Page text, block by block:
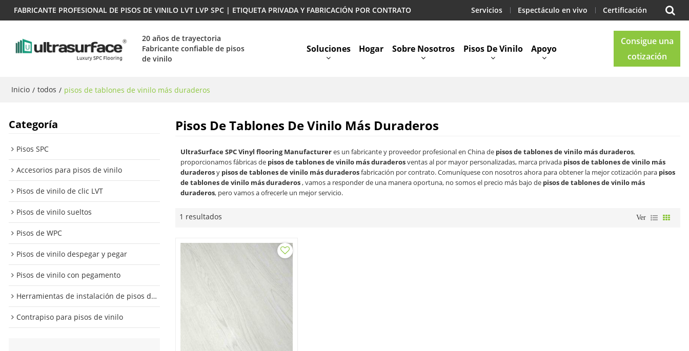
FABRICANTE PROFESIONAL DE PISOS DE VINILO LVT LVP SPC | ETIQUETA PRIVADA Y FABRICACIÓN POR CONTRATO Servicios Espectáculo en vivo Certificación
20 años de trayectoria
Fabricante confiable de pisos
de vinilo
Soluciones Hogar Sobre Nosotros Pisos De Vinilo Apoyo
Consigue una
cotización
Inicio / todos / pisos de tablones de vinilo más duraderos
Categoría
Pisos SPC
Accesorios para pisos de vinilo
Pisos de vinilo de clic LVT
Pisos de vinilo sueltos
Pisos de WPC
Pisos de vinilo despegar y pegar
Pisos de vinilo con pegamento
Herramientas de instalación de pisos de vinilo
Contrapiso para pisos de vinilo
Pisos De Tablones De Vinilo Más Duraderos
UltraSurface SPC Vinyl flooring Manufactureres un fabricante y proveedor profesional en China de pisos de tablones de vinilo más duraderos,
proporcionamos fábricas de pisos de tablones de vinilo más duraderosventas al por mayor personalizadas, marca privada pisos de tablones de vinilo más
duraderosy pisos de tablones de vinilo más duraderosfabricación por contrato. Comuníquese con nosotros ahora para obtener la mejor cotización para pisos
de tablones de vinilo más duraderos, vamos a responder de una manera oportuna, no somos el precio más bajo de pisos de tablones de vinilo más
duraderos, pero vamos a ofrecerle un mejor servicio.
1 resultados Ver